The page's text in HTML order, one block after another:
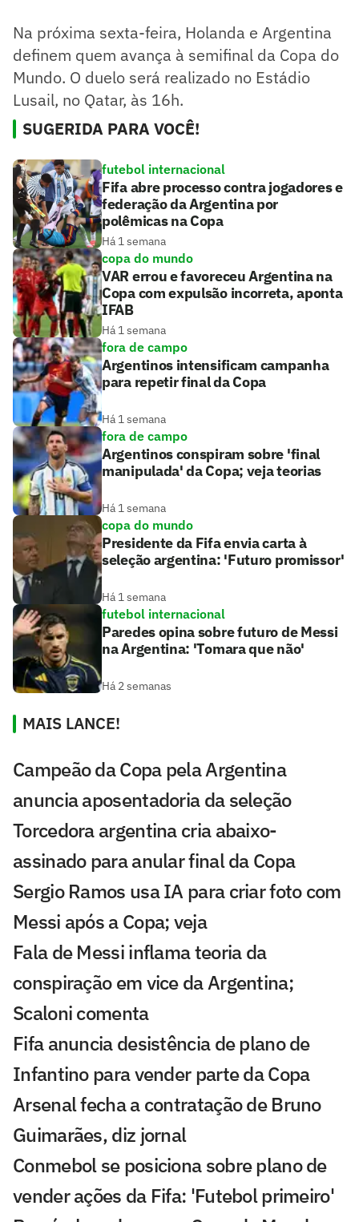
Na próxima sexta-feira, Holanda e Argentina
definem quem avança à semifinal da Copa do
Mundo. O duelo será realizado no Estádio
Lusail, no Qatar, às 16h.
SUGERIDA PARA VOCÊ!
futebol internacional
Fifa abre processo contra jogadores e
federação da Argentina por
polêmicas na Copa
Há 1 semana
copa do mundo
VAR errou e favoreceu Argentina na
Copa com expulsão incorreta, aponta
IFAB
Há 1 semana
fora de campo
Argentinos intensificam campanha
para repetir final da Copa
Há 1 semana
fora de campo
Argentinos conspiram sobre 'final
manipulada' da Copa; veja teorias
Há 1 semana
copa do mundo
Presidente da Fifa envia carta à
seleção argentina: 'Futuro promissor'
Há 1 semana
futebol internacional
Paredes opina sobre futuro de Messi
na Argentina: 'Tomara que não'
Há 2 semanas
MAIS LANCE!
Campeão da Copa pela Argentina
anuncia aposentadoria da seleção
Torcedora argentina cria abaixo-
assinado para anular final da Copa
Sergio Ramos usa IA para criar foto com
Messi após a Copa; veja
Fala de Messi inflama teoria da
conspiração em vice da Argentina;
Scaloni comenta
Fifa anuncia desistência de plano de
Infantino para vender parte da Copa
Arsenal fecha a contratação de Bruno
Guimarães, diz jornal
Conmebol se posiciona sobre plano de
vender ações da Fifa: 'Futebol primeiro'